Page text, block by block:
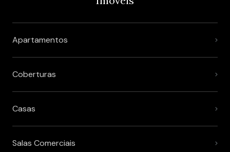
Apartamentos
Coberturas
Casas
Salas Comerciais